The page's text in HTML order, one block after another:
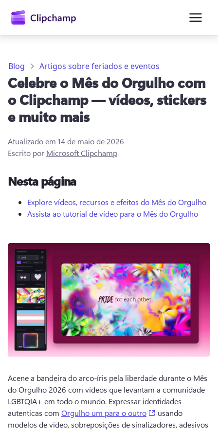
conteúdo
principal
Entrar
Blog Artigos sobre feriados e eventos
Celebre o Mês do Orgulho com
o Clipchamp — vídeos, stickers
e muito mais
Atualizado em 14 de maio de 2026
Escrito por Microsoft Clipchamp
Nesta página
Explore vídeos, recursos e efeitos do Mês do Orgulho
Assista ao tutorial de vídeo para o Mês do Orgulho
Acene a bandeira do arco-íris pela liberdade durante o Mês
do Orgulho 2026 com vídeos que levantam a comunidade
LGBTQIA+ em todo o mundo. Expressar identidades
autenticas com Orgulho um para o outro (opens in a new
usando
modelos de vídeo, sobreposições de sinalizadores, adesivos